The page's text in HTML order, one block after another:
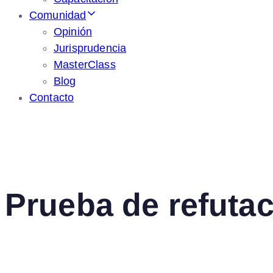
Comunidad
Opinión
Jurisprudencia
MasterClass
Blog
Contacto
Prueba de